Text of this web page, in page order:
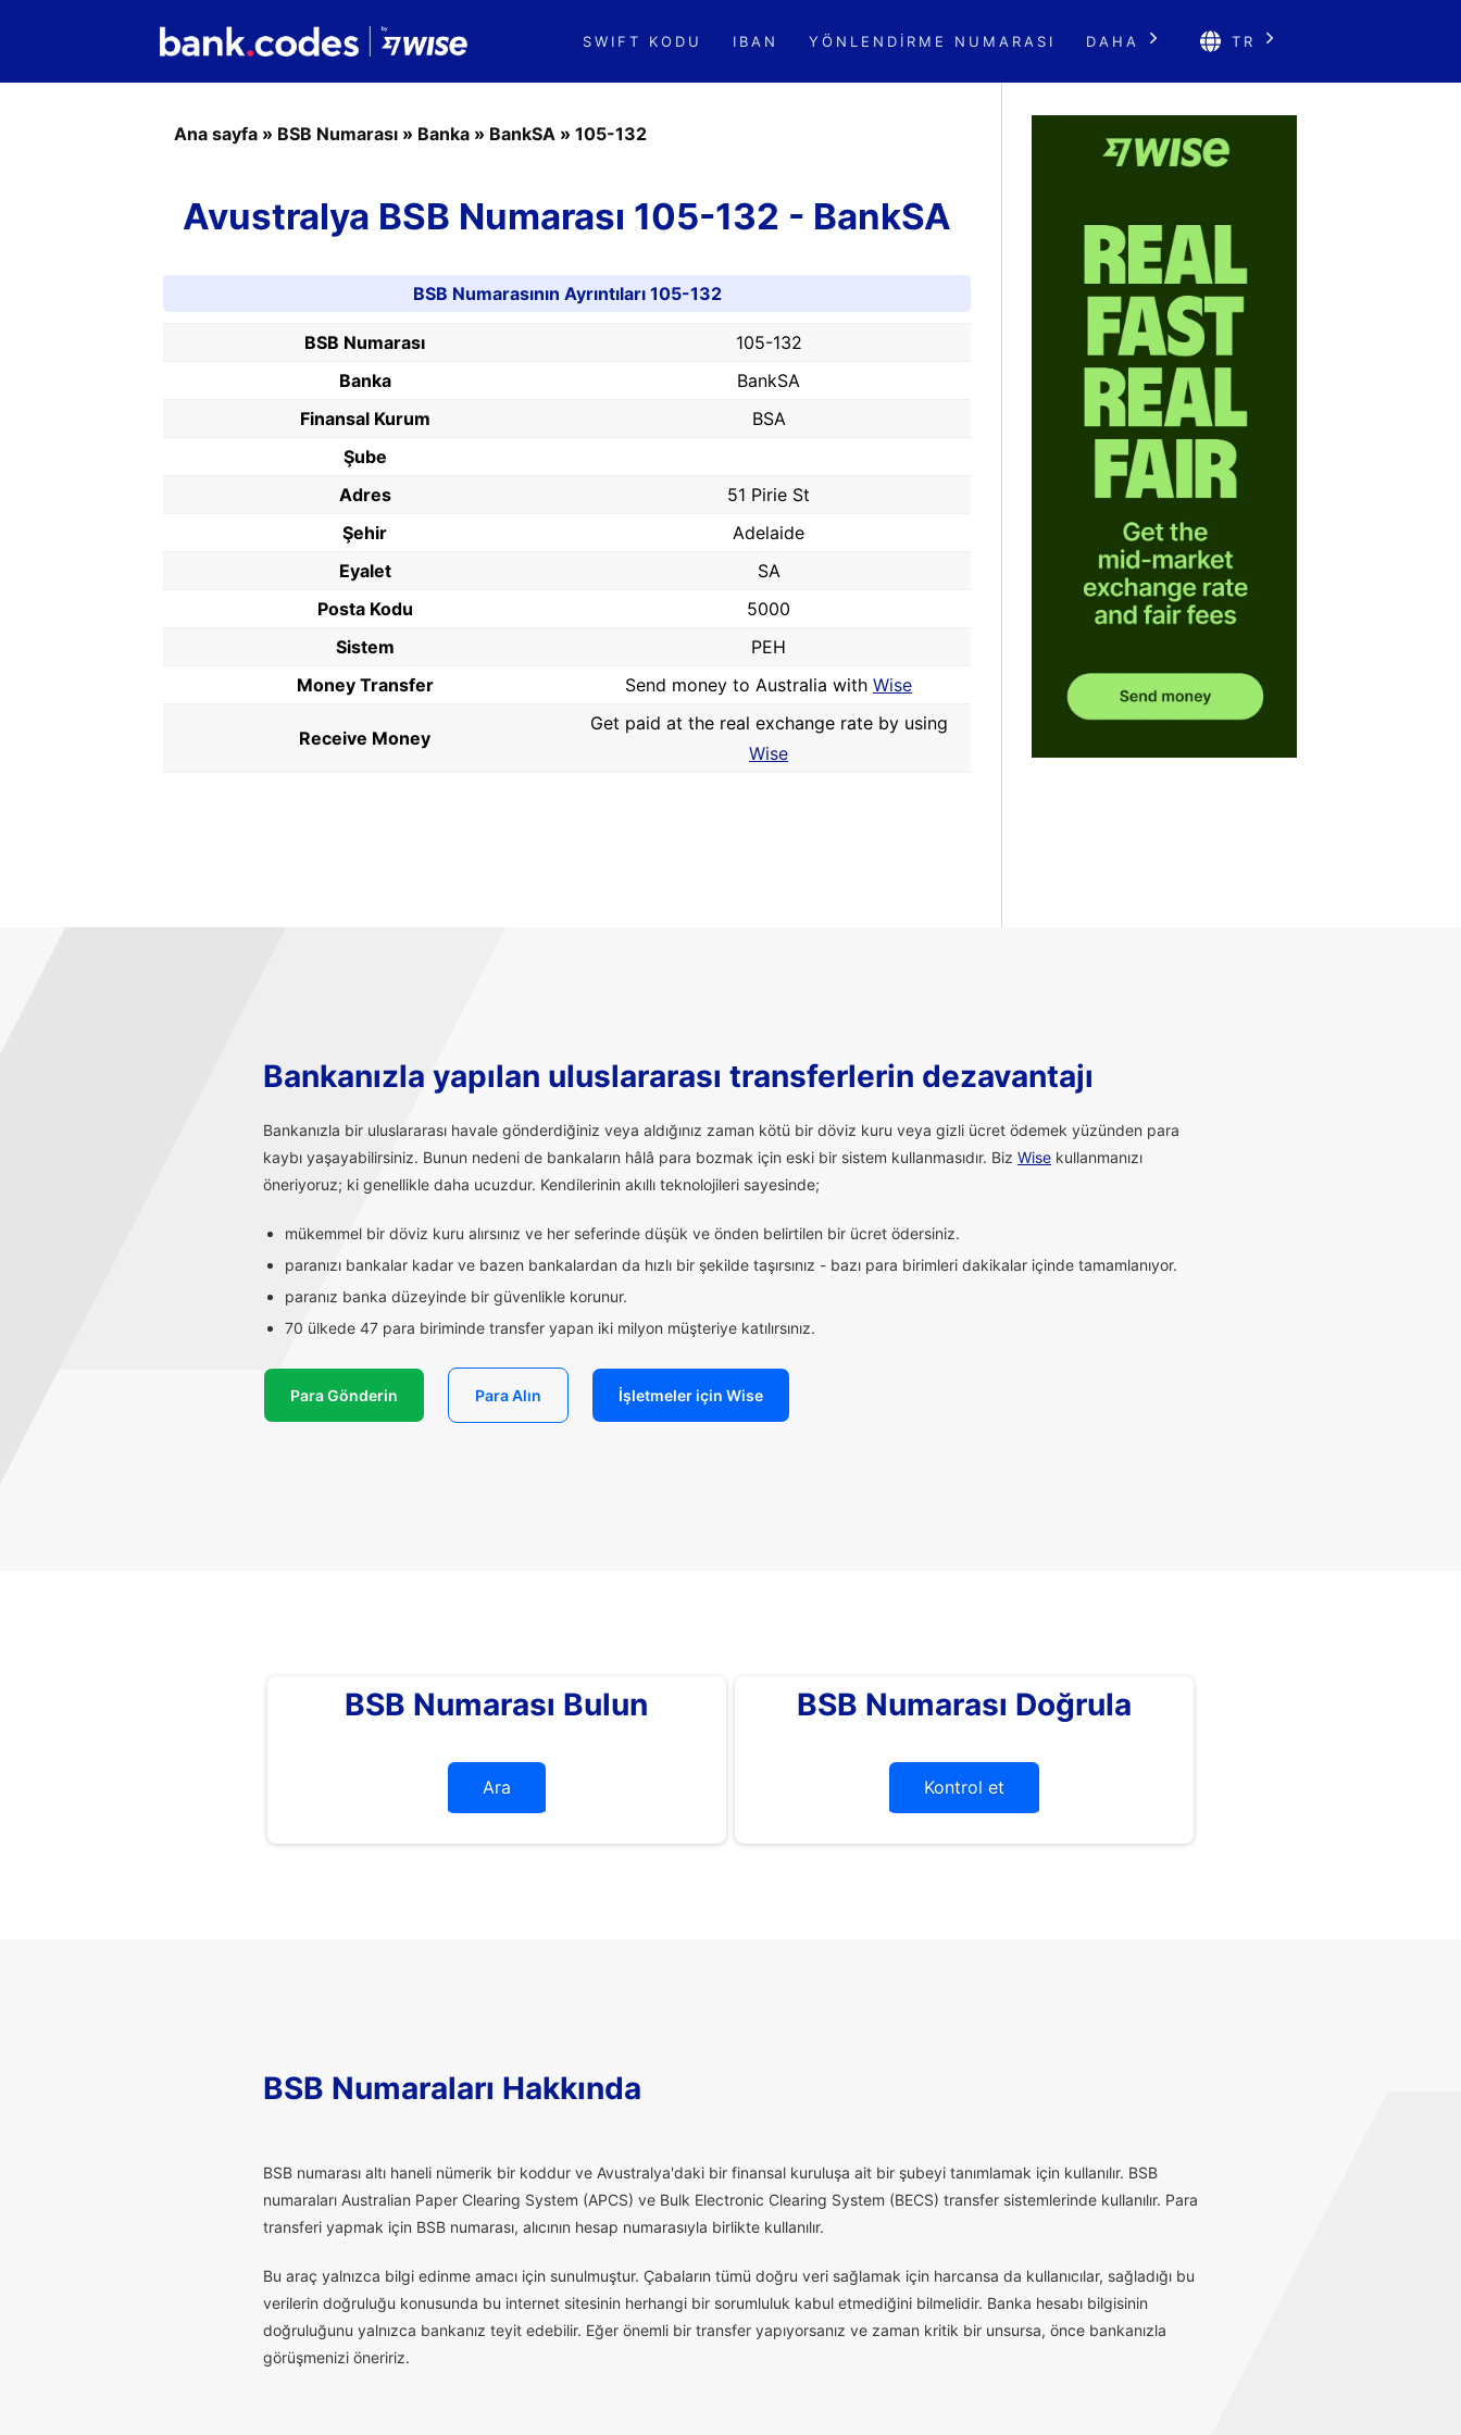
SWIFT KODU IBAN YÖNLENDIRME NUMARASI DAHA TR
Ana sayfa » BSB Numarası » Banka » BankSA » 105-132
Avustralya BSB Numarası 105-132 - BankSA
BSB Numarasının Ayrıntıları 105-132
BSB Numarası
105-132
Banka
BankSA
Finansal Kurum
BSA
Şube
Adres
51 Pirie St
Şehir
Adelaide
Eyalet
SA
Posta Kodu
5000
Sistem
PEH
Money Transfer
Send money to Australia with Wise
Receive Money
Get paid at the real exchange rate by using
Wise
Bankanızla yapılan uluslararası transferlerin dezavantajı
Bankanızla bir uluslararası havale gönderdiğiniz veya aldığınız zaman kötü bir döviz kuru veya gizli ücret ödemek yüzünden para
kaybı yaşayabilirsiniz. Bunun nedeni de bankaların hâlâ para bozmak için eski bir sistem kullanmasıdır. Biz Wise kullanmanızı
öneriyoruz; ki genellikle daha ucuzdur. Kendilerinin akıllı teknolojileri sayesinde;
mükemmel bir döviz kuru alırsınız ve her seferinde düşük ve önden belirtilen bir ücret ödersiniz.
paranızı bankalar kadar ve bazen bankalardan da hızlı bir şekilde taşırsınız - bazı para birimleri dakikalar içinde tamamlanıyor.
paranız banka düzeyinde bir güvenlikle korunur.
70 ülkede 47 para biriminde transfer yapan iki milyon müşteriye katılırsınız.
Para Gönderin Para Alın İşletmeler için Wise
BSB Numarası Bulun
Ara
BSB Numarası Doğrula
Kontrol et
BSB Numaraları Hakkında
BSB numarası altı haneli nümerik bir koddur ve Avustralya'daki bir finansal kuruluşa ait bir şubeyi tanımlamak için kullanılır. BSB
numaraları Australian Paper Clearing System (APCS) ve Bulk Electronic Clearing System (BECS) transfer sistemlerinde kullanılır. Para
transferi yapmak için BSB numarası, alıcının hesap numarasıyla birlikte kullanılır.
Bu araç yalnızca bilgi edinme amacı için sunulmuştur. Çabaların tümü doğru veri sağlamak için harcansa da kullanıcılar, sağladığı bu
verilerin doğruluğu konusunda bu internet sitesinin herhangi bir sorumluluk kabul etmediğini bilmelidir. Banka hesabı bilgisinin
doğruluğunu yalnızca bankanız teyit edebilir. Eğer önemli bir transfer yapıyorsanız ve zaman kritik bir unsursa, önce bankanızla
görüşmenizi öneririz.